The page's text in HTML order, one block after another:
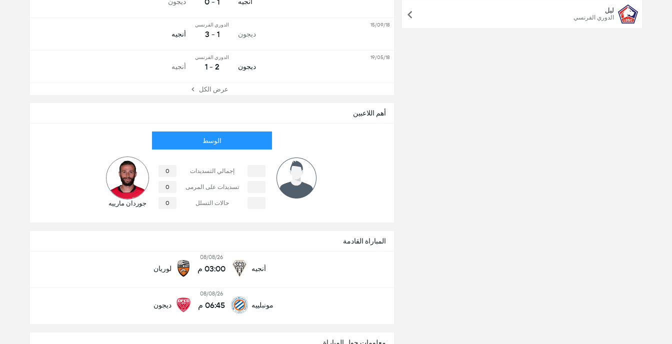
ليل
الدوري الفرنسي
المباراة القادمة
أنجيه
08/08/26
03:00 م لوريان
مونبلييه
08/08/26
06:45 م ديجون
أهم اللاعبين
الوسط
إجمالي التسديدات 0
تسديدات على المرمى 0
حالات التسلل 0 جوردان مارييه
ديجون
الدوري الفرنسي
1 - 3 أنجيه
15/09/18
ديجون
الدوري الفرنسي
2 - 1 أنجيه
19/05/18
عرض الكل